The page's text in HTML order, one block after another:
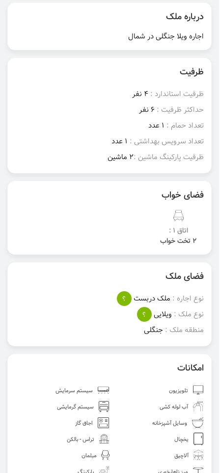
درباره ملک
اجاره ویلا جنگلی در شمال
ظرفیت
ظرفیت استاندارد : 4 نفر
حداکثر ظرفیت : 6 نفر
تعداد حمام : 1 عدد
تعداد سرویس بهداشتی : 1 عدد
ظرفیت پارکینگ ماشین :2 ماشین
فضای خواب
اتاق 1 :
2 تخت خواب
فضای ملک
نوع اجاره : ملک دربست
؟
نوع ملک : ویلایی
؟
منطقه ملک : جنگلی
امکانات
تلویزیون
سیستم سرمایش
آب لوله کشی
سیستم گرمایشی
وسایل آشپزخانه
اجاق گاز
یخچال
تراس - بالکن
آلاچیق
مبلمان